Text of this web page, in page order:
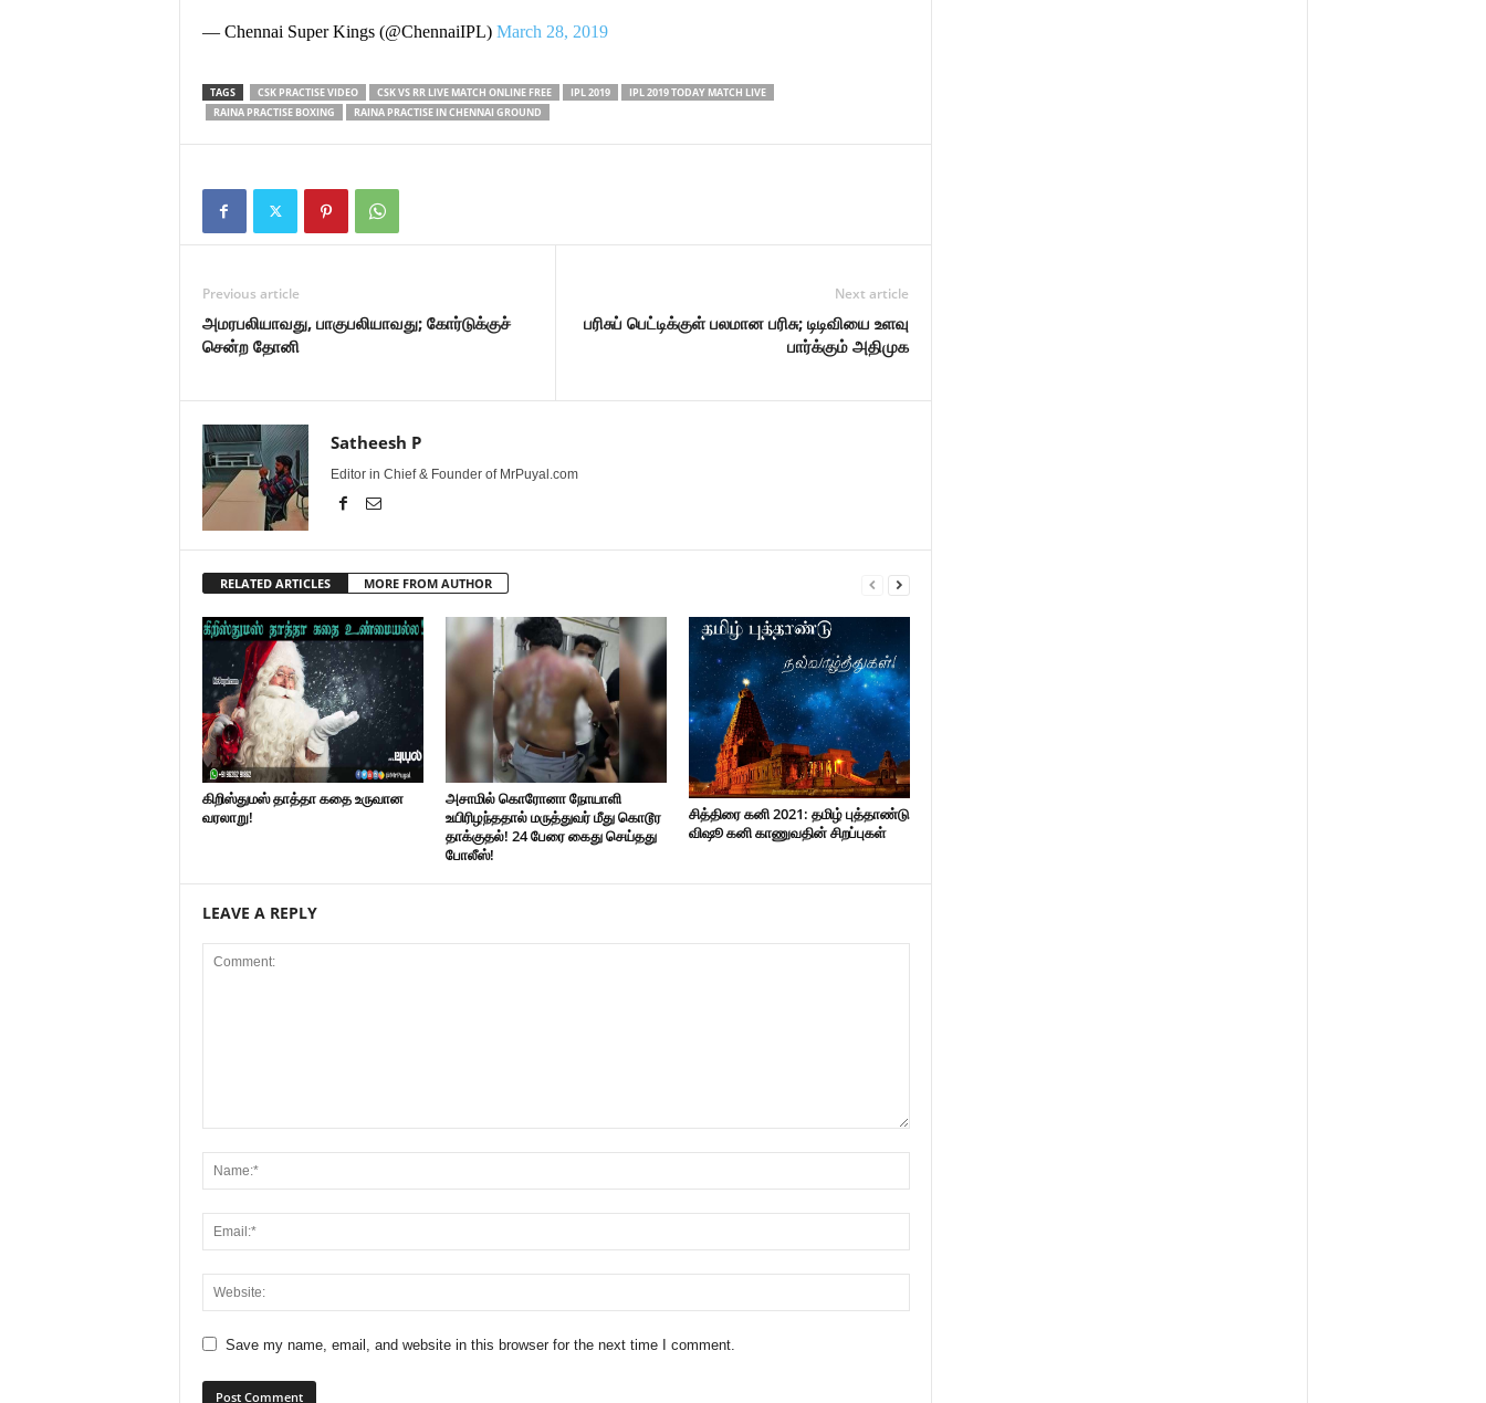
— Chennai Super Kings (@ChennaiIPL) March 28, 2019
TAGS CSK PRACTISE VIDEO CSK VS RR LIVE MATCH ONLINE FREE IPL 2019
IPL 2019 TODAY MATCH LIVE
RAINA PRACTISE BOXING
RAINA PRACTISE IN CHENNAI GROUND
Previous article
அமரபலியாவது, பாகுபலியாவது; கோர்டுக்குச்
சென்ற தோனி
Next article
பரிசுப் பெட்டிக்குள் பலமான பரிசு; டிடிவியை உளவு
பார்க்கும் அதிமுக
Satheesh P
Editor in Chief & Founder of MrPuyal.com
RELATED ARTICLES MORE FROM AUTHOR
கிறிஸ்துமஸ் தாத்தா கதை உருவான
வரலாறு!
அசாமில் கொரோனா நோயாளி
உயிரிழந்ததால் மருத்துவர் மீது கொடூர
தாக்குதல்! 24 பேரை கைது செய்தது
போலீஸ்!
சித்திரை கனி 2021: தமிழ் புத்தாண்டு
விஷூ கனி காணுவதின் சிறப்புகள்
LEAVE A REPLY
Save my name, email, and website in this browser for the next time I comment.